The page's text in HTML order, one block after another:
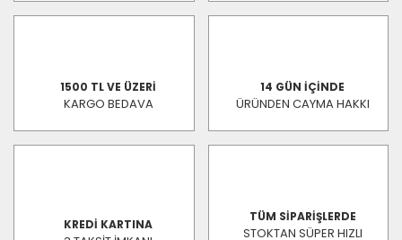
1500 TL VE ÜZERİ
KARGO BEDAVA
14 GÜN İÇİNDE
ÜRÜNDEN CAYMA HAKKI
KREDİ KARTINA
TÜM SİPARİŞLERDE
STOKTAN SÜPER HIZLI